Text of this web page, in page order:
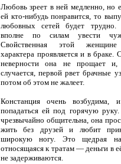
Любовь зреет в ней медленно, но
ей кто-нибудь понравится, то
любовных сетей будет трудно.
вполне по силам увести
Свойственная этой женщине
характера проявляется и в браке.
неверности она не прощает и,
случается, первой рвет брачные
потом об этом не жалеет.
Констанция очень возбудима,
попадаться ей под горячую
чрезвычайно общительна, она
жить без друзей и любит
широкую ногу. Это щедрая
относящаяся к тратам — деньги в
не задерживаются.